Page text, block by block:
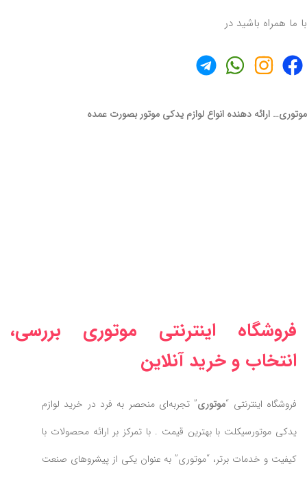
با ما همراه باشید در
موتوری… ارائه دهنده انواع لوازم یدکی موتور بصورت عمده
فروشگاه اینترنتی موتوری بررسی،
انتخاب و خرید آنلاین
فروشگاه اینترنتی “موتوری” تجربه‌ای منحصر به فرد در خرید لوازم
یدکی موتورسیکلت با بهترین قیمت . با تمرکز بر ارائه محصولات با
کیفیت و خدمات برتر، “موتوری” به عنوان یکی از پیشروهای صنعت